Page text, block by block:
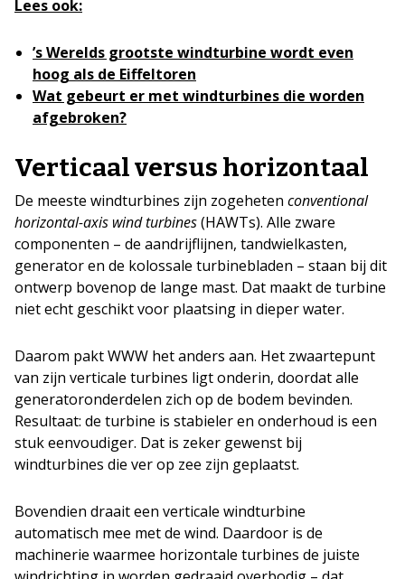
Lees ook:
’s Werelds grootste windturbine wordt even
hoog als de Eiffeltoren
Wat gebeurt er met windturbines die worden
afgebroken?
Verticaal versus horizontaal
De meeste windturbines zijn zogeheten conventional
horizontal-axis wind turbines(HAWTs). Alle zware
componenten – de aandrijflijnen, tandwielkasten,
generator en de kolossale turbinebladen – staan bij dit
ontwerp bovenop de lange mast. Dat maakt de turbine
niet echt geschikt voor plaatsing in dieper water.
Daarom pakt WWW het anders aan. Het zwaartepunt
van zijn verticale turbines ligt onderin, doordat alle
generatoronderdelen zich op de bodem bevinden.
Resultaat: de turbine is stabieler en onderhoud is een
stuk eenvoudiger. Dat is zeker gewenst bij
windturbines die ver op zee zijn geplaatst.
Bovendien draait een verticale windturbine
automatisch mee met de wind. Daardoor is de
machinerie waarmee horizontale turbines de juiste